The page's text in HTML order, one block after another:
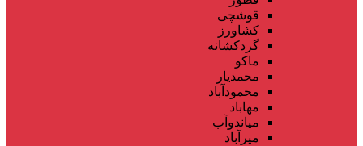
قوشچی
کشاورز
گردکشانه
ماکو
محمدیار
محمودآباد
مهاباد
میاندوآب
میرآباد